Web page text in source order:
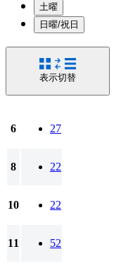
土曜
日曜/祝日
表示切替
6 27
8 22
10 22
11 52